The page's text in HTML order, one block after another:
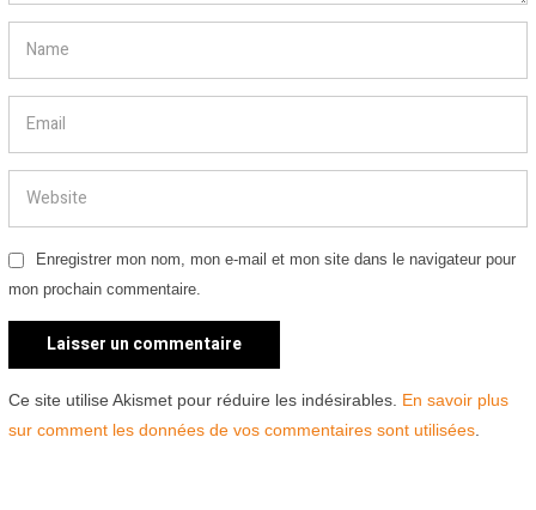
Enregistrer mon nom, mon e-mail et mon site dans le navigateur pour
mon prochain commentaire.
Ce site utilise Akismet pour réduire les indésirables. En savoir plus
sur comment les données de vos commentaires sont utilisées.